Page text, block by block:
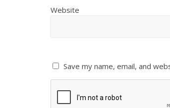
Website
Save my name, email, and